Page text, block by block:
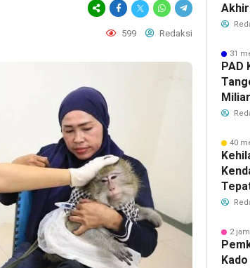
599 Redaksi
Tiket
31
PAD
40
2